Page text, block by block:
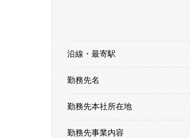
沿線・最寄駅
勤務先名
勤務先本社所在地
勤務先事業内容